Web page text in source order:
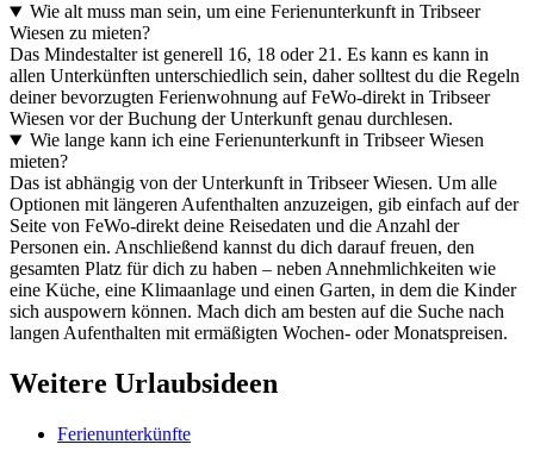
Wie alt muss man sein, um eine Ferienunterkunft in Tribseer
Wiesen zu mieten?
Das Mindestalter ist generell 16, 18 oder 21. Es kann es kann in
allen Unterkünften unterschiedlich sein, daher solltest du die Regeln
deiner bevorzugten Ferienwohnung auf FeWo-direkt in Tribseer
Wiesen vor der Buchung der Unterkunft genau durchlesen.
Wie lange kann ich eine Ferienunterkunft in Tribseer Wiesen
mieten?
Das ist abhängig von der Unterkunft in Tribseer Wiesen. Um alle
Optionen mit längeren Aufenthalten anzuzeigen, gib einfach auf der
Seite von FeWo-direkt deine Reisedaten und die Anzahl der
Personen ein. Anschließend kannst du dich darauf freuen, den
gesamten Platz für dich zu haben – neben Annehmlichkeiten wie
eine Küche, eine Klimaanlage und einen Garten, in dem die Kinder
sich auspowern können. Mach dich am besten auf die Suche nach
langen Aufenthalten mit ermäßigten Wochen- oder Monatspreisen.
Weitere Urlaubsideen
Ferienunterkünfte